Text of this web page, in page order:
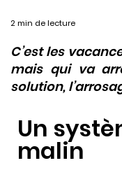
2 min de lecture
C’est les
mais qui va
solution,
Un
malin